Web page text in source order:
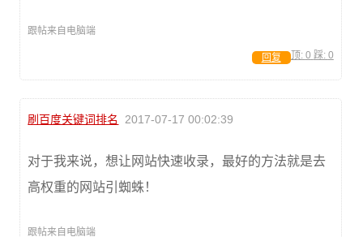
跟帖来自电脑端
顶: 0 踩: 0
回复
刷百度关键词排名 2017-07-17 00:02:39
对于我来说，想让网站快速收录，最好的方法就是去
高权重的网站引蜘蛛！
跟帖来自电脑端